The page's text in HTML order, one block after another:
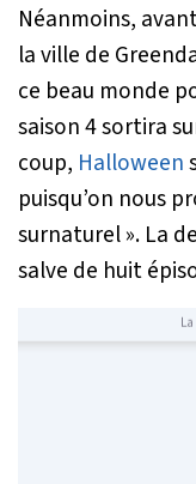
Néanmoins,
la ville de
ce beau monde
saison 4 sortira
coup, Halloween
puisqu’on nous
surnaturel». La
salve de huit